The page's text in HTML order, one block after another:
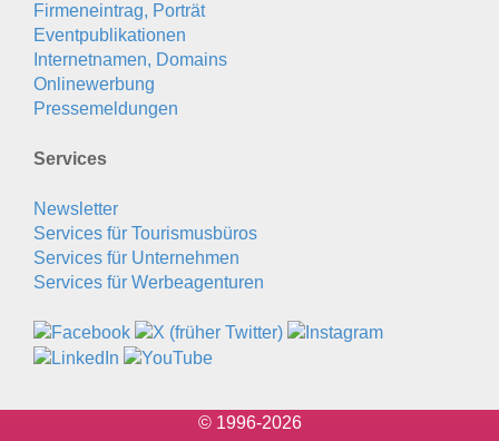
Firmeneintrag, Porträt
Eventpublikationen
Internetnamen, Domains
Onlinewerbung
Pressemeldungen
Services
Newsletter
Services für Tourismusbüros
Services für Unternehmen
Services für Werbeagenturen
© 1996-2026